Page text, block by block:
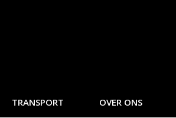
TRANSPORT OVER ONS